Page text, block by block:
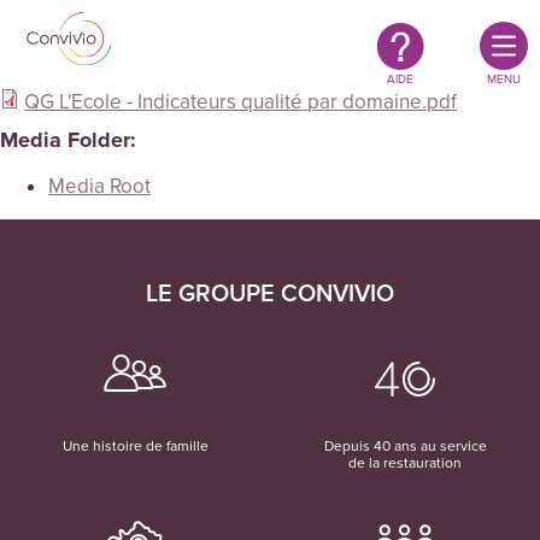
Aller au contenu principal
Restauration
authentique
responsable
AIDE MENU
QG L'Ecole - Indicateurs qualité par domaine.pdf
Media Folder:
Media Root
LE GROUPE CONVIVIO
Une histoire de famille
Depuis 40 ans au service
de la restauration